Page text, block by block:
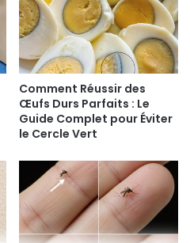
Comment Réussir des
Œufs Durs Parfaits : Le
Guide Complet pour Éviter
le Cercle Vert